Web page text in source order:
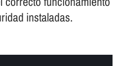
instaladas.